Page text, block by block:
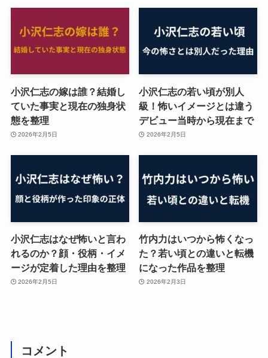
小沢仁志の嫁は誰？結婚し
ていた事実と現在の独身状
態を整理
2026年2月5日
小沢仁志の若い頃が別人
級！怖いイメージとは違う
デビュー当時から現在まで
2026年2月5日
小沢仁志はなぜ怖いと言わ
れるのか？顔・役柄・イメ
ージが定着した理由を整理
2026年2月5日
竹内力はいつから怖くなっ
た？若い頃との違いと転機
になった作品を整理
2026年2月3日
コメント